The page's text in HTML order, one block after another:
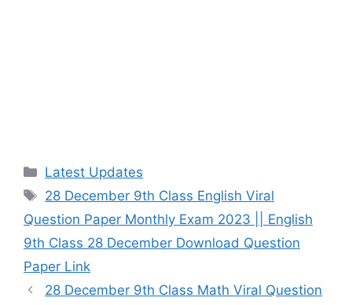
Categories
Latest Updates
Tags
28 December 9th Class English Viral
Question Paper Monthly Exam 2023 || English
9th Class 28 December Download Question
Paper Link
28 December 9th Class Math Viral Question